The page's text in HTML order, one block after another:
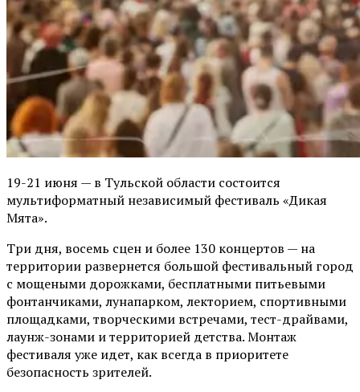
19-21 июня — в Тульской области состоится
мультиформатный независимый фестиваль «Дикая
Мята».
Три дня, восемь сцен и более 130 концертов — на
территории развернется большой фестивальный город
с мощеными дорожками, бесплатными питьевыми
фонтанчиками, лунапарком, лекторием, спортивными
площадками, творческими встречами, тест-драйвами,
лаунж-зонами и территорией детства. Монтаж
фестиваля уже идет, как всегда в приоритете
безопасность зрителей.